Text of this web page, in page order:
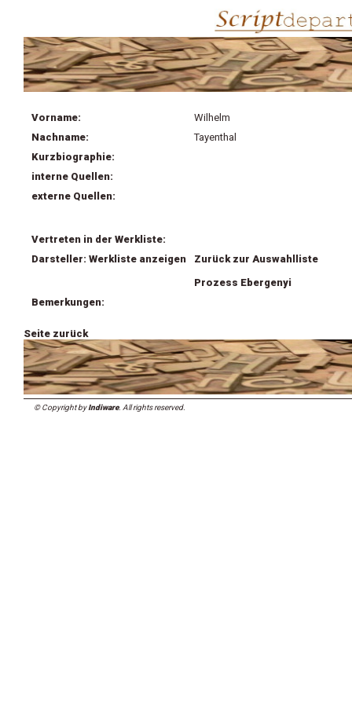
Vorname:
Wilhelm
Nachname:
Tayenthal
Kurzbiographie:
interne Quellen:
externe Quellen:
Vertreten in der Werkliste:
Darsteller: Werkliste anzeigen
Zurück zur Auswahlliste
Prozess Ebergenyi
Bemerkungen:
Seite zurück
© Copyright byIndiware. All rights reserved.